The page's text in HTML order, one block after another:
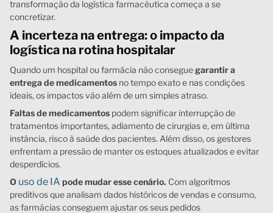
transformação da logística farmacêutica começa a se
concretizar.
A incerteza na entrega: o impacto da
logística na rotina hospitalar
Quando um hospital ou farmácia não conseguegarantir a
entrega de medicamentos no tempo exato e nas condições
ideais, os impactos vão além de um simples atraso.
Faltas de medicamentos podem significar interrupção de
tratamentos importantes, adiamento de cirurgias e, em última
instância, risco à saúde dos pacientes. Além disso, os gestores
enfrentam a pressão de manter os estoques atualizados e evitar
desperdícios.
O uso de IA pode mudar esse cenário. Com algoritmos
preditivos que analisam dados históricos de vendas e consumo,
as farmácias conseguem ajustar os seus pedidos